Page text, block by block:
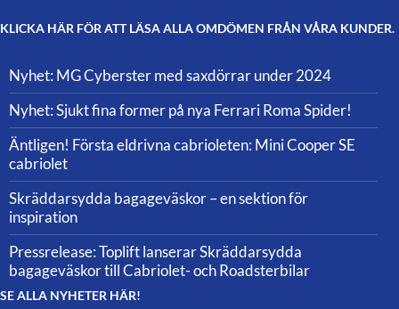
KLICKA HÄR FÖR ATT LÄSA ALLA OMDÖMEN FRÅN VÅRA KUNDER.
Nyhet: MG Cyberster med saxdörrar under 2024
Nyhet: Sjukt fina former på nya Ferrari Roma Spider!
Äntligen! Första eldrivna cabrioleten: Mini Cooper SE
cabriolet
Skräddarsydda bagageväskor – en sektion för
inspiration
Pressrelease: Toplift lanserar Skräddarsydda
bagageväskor till Cabriolet- och Roadsterbilar
SE ALLA NYHETER HÄR!